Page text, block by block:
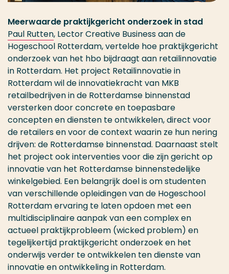
Meerwaarde praktijkgericht onderzoek in stad
Paul Rutten, Lector Creative Business aan de
Hogeschool Rotterdam, vertelde hoe praktijkgericht
onderzoek van het hbo bijdraagt aan retailinnovatie
in Rotterdam. Het project Retailinnovatie in
Rotterdam wil de innovatiekracht van MKB
retailbedrijven in de Rotterdamse binnenstad
versterken door concrete en toepasbare
concepten en diensten te ontwikkelen, direct voor
de retailers en voor de context waarin ze hun nering
drijven: de Rotterdamse binnenstad. Daarnaast stelt
het project ook interventies voor die zijn gericht op
innovatie van het Rotterdamse binnenstedelijke
winkelgebied. Een belangrijk doel is om studenten
van verschillende opleidingen van de Hogeschool
Rotterdam ervaring te laten opdoen met een
multidisciplinaire aanpak van een complex en
actueel praktijkprobleem (wicked problem) en
tegelijkertijd praktijkgericht onderzoek en het
onderwijs verder te ontwikkelen ten dienste van
innovatie en ontwikkeling in Rotterdam.